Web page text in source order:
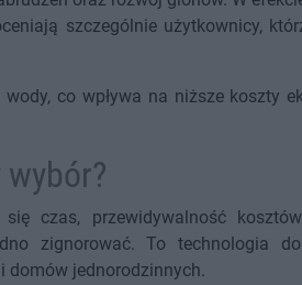
szczególnie użytkownicy,
co wpływa na niższe koszty
czas, przewidywalność
zignorować. To technologia
domów jednorodzinnych.